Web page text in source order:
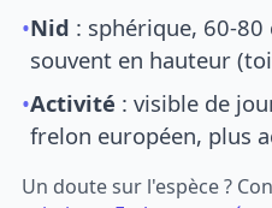
•Nid : sphérique, 60-
souvent en hauteur
•Activité : visible de
frelon européen, plus
Un doute sur l'espèce ?